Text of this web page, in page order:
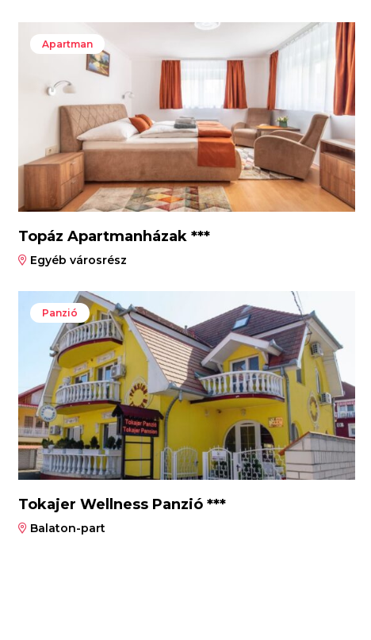
Apartman
Topáz Apartmanházak ***
Egyéb városrész
Panzió
Tokajer Wellness Panzió ***
Balaton-part